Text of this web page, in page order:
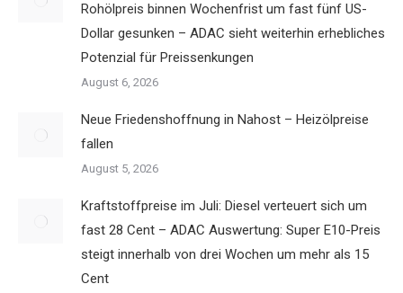
Rohölpreis binnen Wochenfrist um fast fünf US-
Dollar gesunken – ADAC sieht weiterhin erhebliches
Potenzial für Preissenkungen
August 6, 2026
Neue Friedenshoffnung in Nahost – Heizölpreise
fallen
August 5, 2026
Kraftstoffpreise im Juli: Diesel verteuert sich um
fast 28 Cent – ADAC Auswertung: Super E10-Preis
steigt innerhalb von drei Wochen um mehr als 15
Cent